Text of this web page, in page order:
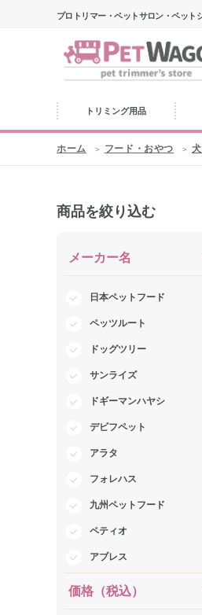
プロトリマー・ペットサロン・ペット
トリミング用品
ホーム フード・おやつ
商品を絞り込む
メーカー名
日本ペットフード
ペッツルート
ドッグツリー
サンライズ
ドギーマンハヤシ
デビフペット
アラタ
フォレハス
九州ペットフード
ペティオ
アブレス
T･Iコーポレーション
ペットライブラリー
価格（税込）